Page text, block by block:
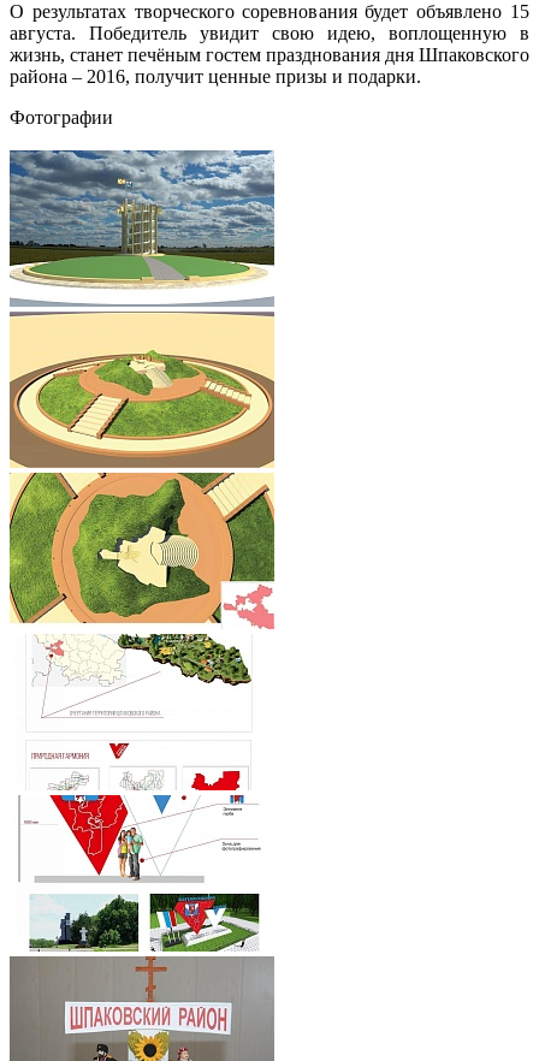
О результатах творческого соревнования будет объявлено 15
августа. Победитель увидит свою идею, воплощенную в
жизнь, станет печёным гостем празднования дня Шпаковского
района – 2016, получит ценные призы и подарки.
Фотографии